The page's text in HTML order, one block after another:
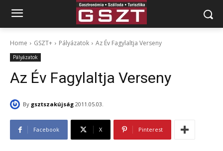
Home GSZT+ Pályázatok Az Év Fagylaltja Verseny
Pályázatok
Az Év Fagylaltja Verseny
By gsztszakújság 2011.05.03.
Facebook X Pinterest